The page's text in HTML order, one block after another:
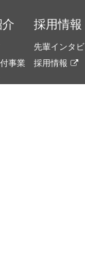
事業
採用情報
先輩インタ
採用情報